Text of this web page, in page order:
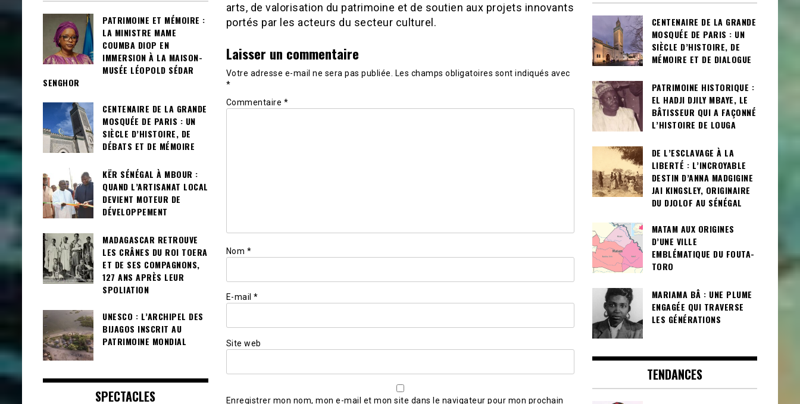
arts, de valorisation du patrimoine et de soutien aux projets innovants
portés par les acteurs du secteur culturel.
Laisser un commentaire
Votre adresse e-mail ne sera pas publiée.
Les champs obligatoires sont indiqués avec
*
Commentaire *
Nom *
E-mail *
Site web
Enregistrer mon nom, mon e-mail et mon site dans le navigateur pour mon prochain
PATRIMOINE ET MÉMOIRE :
LA MINISTRE MAME
COUMBA DIOP EN
IMMERSION À LA MAISON-
MUSÉE LÉOPOLD SÉDAR
SENGHOR
CENTENAIRE DE LA GRANDE
MOSQUÉE DE PARIS : UN
SIÈCLE D’HISTOIRE, DE
DÉBATS ET DE MÉMOIRE
KËR SÉNÉGAL À MBOUR :
QUAND L’ARTISANAT LOCAL
DEVIENT MOTEUR DE
DÉVELOPPEMENT
MADAGASCAR RETROUVE
LES CRÂNES DU ROI TOERA
ET DE SES COMPAGNONS,
127 ANS APRÈS LEUR
SPOLIATION
UNESCO : L’ARCHIPEL DES
BIJAGOS INSCRIT AU
PATRIMOINE MONDIAL
SPECTACLES
CENTENAIRE DE LA GRANDE
MOSQUÉE DE PARIS : UN
SIÈCLE D’HISTOIRE, DE
MÉMOIRE ET DE DIALOGUE
PATRIMOINE HISTORIQUE :
EL HADJI DJILY MBAYE, LE
BÂTISSEUR QUI A FAÇONNÉ
L’HISTOIRE DE LOUGA
DE L’ESCLAVAGE À LA
LIBERTÉ : L’INCROYABLE
DESTIN D’ANNA MADGIGINE
JAI KINGSLEY, ORIGINAIRE
DU DJOLOF AU SÉNÉGAL
MATAM AUX ORIGINES
D’UNE VILLE
EMBLÉMATIQUE DU FOUTA-
TORO
MARIAMA BÂ : UNE PLUME
ENGAGÉE QUI TRAVERSE
LES GÉNÉRATIONS
TENDANCES